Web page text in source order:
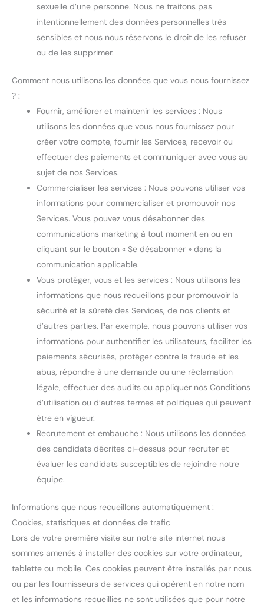
sexuelle d’une personne. Nous ne traitons pas
intentionnellement des données personnelles très
sensibles et nous nous réservons le droit de les refuser
ou de les supprimer.
Comment nous utilisons les données que vous nous fournissez
? :
Fournir, améliorer et maintenir les services : Nous
utilisons les données que vous nous fournissez pour
créer votre compte, fournir les Services, recevoir ou
effectuer des paiements et communiquer avec vous au
sujet de nos Services.
Commercialiser les services : Nous pouvons utiliser vos
informations pour commercialiser et promouvoir nos
Services. Vous pouvez vous désabonner des
communications marketing à tout moment en ou en
cliquant sur le bouton « Se désabonner » dans la
communication applicable.
Vous protéger, vous et les services : Nous utilisons les
informations que nous recueillons pour promouvoir la
sécurité et la sûreté des Services, de nos clients et
d’autres parties. Par exemple, nous pouvons utiliser vos
informations pour authentifier les utilisateurs, faciliter les
paiements sécurisés, protéger contre la fraude et les
abus, répondre à une demande ou une réclamation
légale, effectuer des audits ou appliquer nos Conditions
d’utilisation ou d’autres termes et politiques qui peuvent
être en vigueur.
Recrutement et embauche : Nous utilisons les données
des candidats décrites ci-dessus pour recruter et
évaluer les candidats susceptibles de rejoindre notre
équipe.
Informations que nous recueillons automatiquement :
Cookies, statistiques et données de trafic
Lors de votre première visite sur notre site internet nous
sommes amenés à installer des cookies sur votre ordinateur,
tablette ou mobile. Ces cookies peuvent être installés par nous
ou par les fournisseurs de services qui opèrent en notre nom
et les informations recueillies ne sont utilisées que pour notre